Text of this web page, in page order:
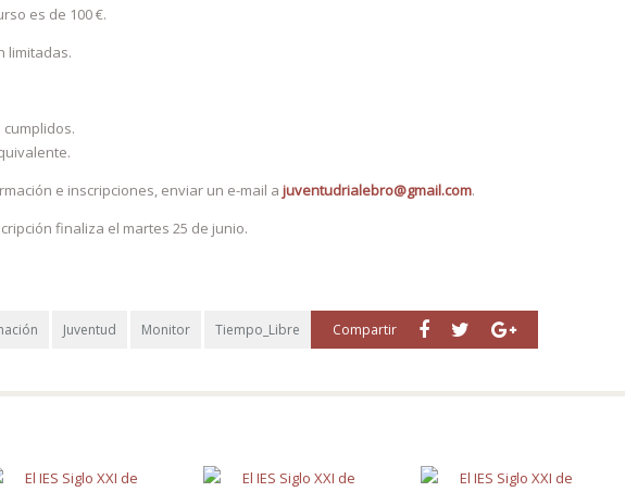
es de 100 €.
limitadas.
e inscripciones, enviar un e-mail a juventudrialebro@gmail.com.
finaliza el martes 25 de junio.
Compartir
Juventud Monitor Tiempo_Libre